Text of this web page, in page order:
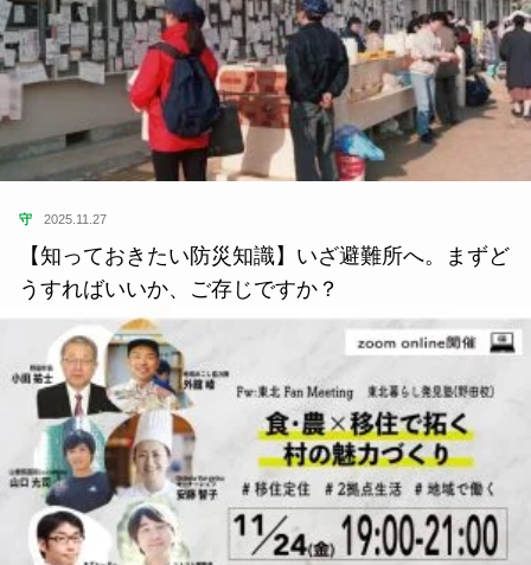
守 2025.11.27
【知っておきたい防災知識】いざ避難所へ。まずど
うすればいいか、ご存じですか？